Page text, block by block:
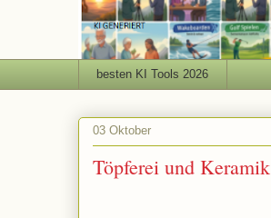
besten KI Tools 2026
03 Oktober
Töpferei und